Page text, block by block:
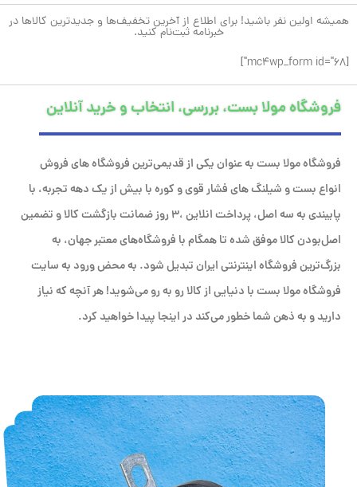
همیشه اولین نفر باشید! برای اطلاع از آخرین تخفیف‌ها و جدیدترین کالاها در
خبرنامه ثبت‌نام کنید.
[mc4wp_form id="68"]
فروشگاه مولا بست، بررسی، انتخاب و خرید آنلاین
فروشگاه مولا بست به عنوان یکی از قدیمی‌ترین فروشگاه های فروش
انواع بست و شیلنگ های فشار قوی و کوره با بیش از یک دهه تجربه، با
پایبندی به سه اصل، پرداخت انلاین ،۳ روز ضمانت بازگشت کالا و تضمین
اصل‌بودن کالا موفق شده تا همگام با فروشگاه‌های معتبر جهان، به
بزرگ‌ترین فروشگاه اینترنتی ایران تبدیل شود. به محض ورود به سایت
فروشگاه مولا بست با دنیایی از کالا رو به رو می‌شوید! هر آنچه که نیاز
دارید و به ذهن شما خطور می‌کند در اینجا پیدا خواهید کرد.